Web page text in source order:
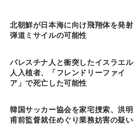
北朝鮮が日本海に向け飛翔体を発射
弾道ミサイルの可能性
パレスチナ人と衝突したイスラエル
人入植者、「フレンドリーファイ
ア」で死亡した可能性
韓国サッカー協会を家宅捜索、洪明
甫前監督就任めぐり業務妨害の疑い